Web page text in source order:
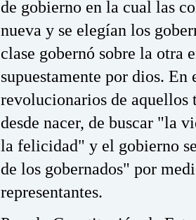
de gobierno en la cual las
nueva y se elegían los
clase gobernó sobre la otra
supuestamente por dios.
revolucionarios de aquellos
desde nacer, de buscar "la
la felicidad" y el gobierno
de los gobernados" por
representantes.